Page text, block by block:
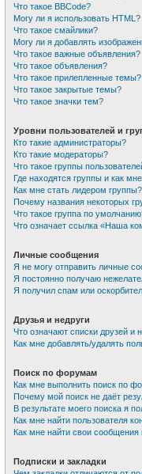
Что такое BBCode?
Могу ли я использовать HTML?
Что такое смайлики?
Могу ли я добавлять
Что такое важные объявления?
Что такое объявления?
Что такое прилепленные темы?
Что такое закрытые темы?
Что такое значки тем?
Уровни пользователей и
Кто такие администраторы?
Кто такие модераторы?
Что такое группы
Где находятся группы и как
Как мне стать лидером группы?
Почему названия некоторых
Что такое группа по
Что означает ссылка «Наша
Личные сообщения
Я не могу отправить личные
Я постоянно получаю
Я получил спам или
Друзья и недруги
Что означают списки друзей и
Как мне добавлять/удалять
Поиск по форумам
Как мне выполнить поиск по
Почему мой поиск не даёт
В результате моего поиска я
Как мне найти пользователя
Как мне найти свои
Подписки и закладки